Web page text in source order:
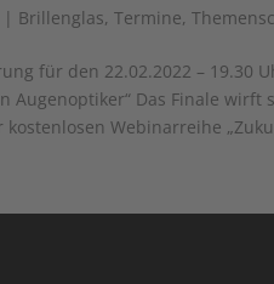
| Brillenglas,Termine,
für den 22.02.2022 – 19.30
Augenoptiker“ Das Finale
kostenlosen Webinarreihe